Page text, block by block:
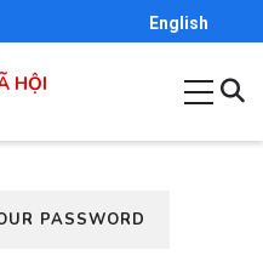
English
HỘI
PASSWORD